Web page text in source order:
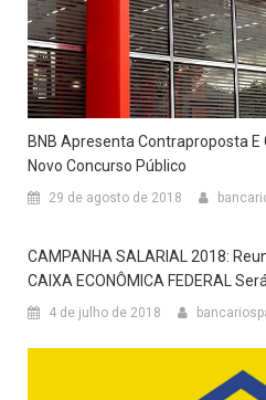
BNB Apresenta Contraproposta
Novo Concurso Público
29 de agosto de 2018
CAMPANHA SALARIAL 2018:
CAIXA ECONÔMICA FEDERAL
4 de julho de 2018